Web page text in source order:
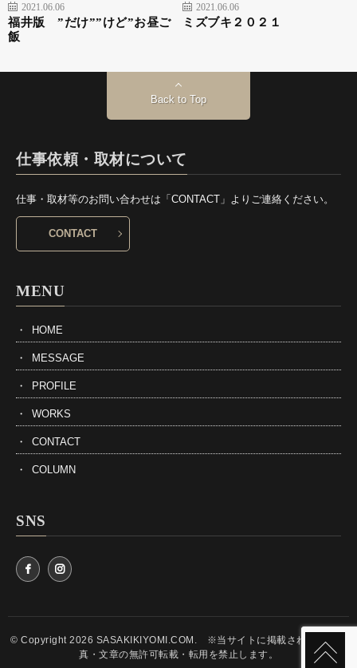
2021.06.06
福井版 ”だけ””けど”お昼ご
飯
2021.06.06
ミズブキ２０２１
Back to Top
仕事依頼・取材について
仕事・取材等のお問い合わせは「CONTACT」よりご連絡ください。
CONTACT
MENU
HOME
MESSAGE
PROFILE
WORKS
CONTACT
COLUMN
SNS
© Copyright 2026 SASAKIKIYOMI.COM. ※当サイトに掲載されている写
真・文章の無許可転載・転用を禁止します。